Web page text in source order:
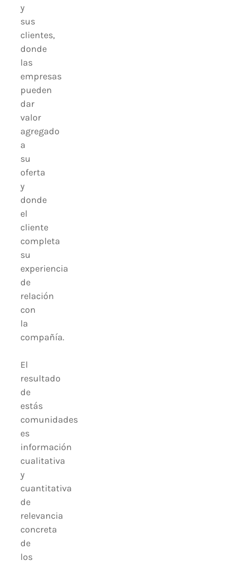
y
sus
clientes,
donde
las
empresas
pueden
dar
valor
agregado
a
su
oferta
y
donde
el
cliente
completa
su
experiencia
de
relación
con
la
compañía.
El
resultado
de
estás
comunidades
es
información
cualitativa
y
cuantitativa
de
relevancia
concreta
de
los